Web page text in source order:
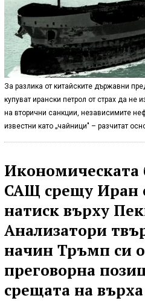
За разлика от китайските държавни
купуват ирански петрол от страх да не
на вторични санкции, независимите
известни като „чайници" – разчитат
Икономическата
САЩ срещу Иран
натиск върху
Анализатори
начин Тръмп си
преговорна
срещата на